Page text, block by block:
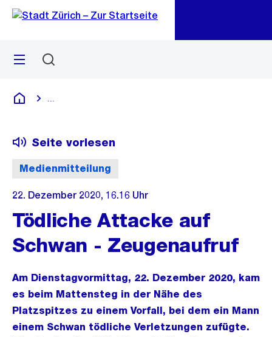
Navigation
Sprunglink
Menü
Deutsch
Medienmitteilung
Seite vorlesen
22. Dezember 2020, 16.16 Uhr
Tödliche Attacke auf
Schwan - Zeugenaufruf
Am Dienstagvormittag, 22. Dezember 2020, kam
es beim Mattensteg in der Nähe des
Platzspitzes zu einem Vorfall, bei dem ein Mann
einem Schwan tödliche Verletzungen zufügte.